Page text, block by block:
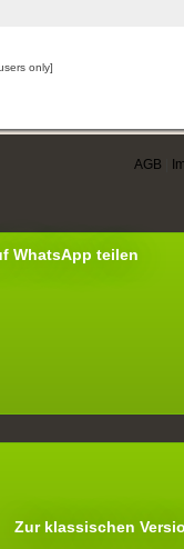
only]
AGB
WhatsApp teilen
Zur klassischen